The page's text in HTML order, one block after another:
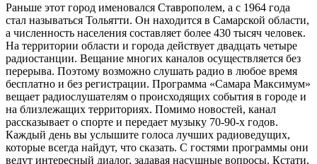
Раньше этот город именовался Ставрополем, а с 1964 года
стал называться Тольятти. Он находится в Самарской области,
а численность населения составляет более 430 тысяч человек.
На территории области и города действует двадцать четыре
радиостанции. Вещание многих каналов осуществляется без
перерыва. Поэтому возможно слушать радио в любое время
бесплатно и без регистрации. Программа «Самара Максимум»
вещает радиослушателям о происходящих события в городе и
на близлежащих территориях. Помимо новостей, канал
рассказывает о спорте и передает музыку 70-90-х годов.
Каждый день вы услышите голоса лучших радиоведущих,
которые всегда найдут, что сказать. С гостями программы они
ведут интересный диалог, задавая насущные вопросы. Кстати,